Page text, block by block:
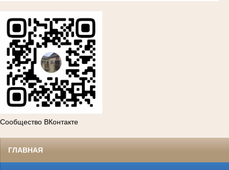
Сообщество ВКонтакте
ГЛАВНАЯ